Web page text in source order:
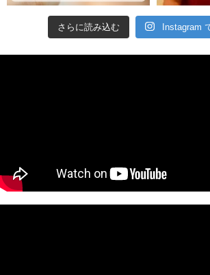
さらに読み込む Instagram